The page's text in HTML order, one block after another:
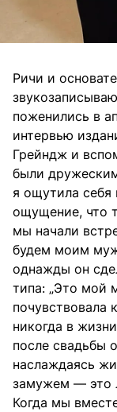
Ричи и
поженились в
интервью
Грейндж и
были
я ощутила себя
ощущение, что
мы начали
будем моим
однажды он
типа: „Это мой
почувствовала
никогда в
после свадьбы
наслаждаясь
замужем — это
Когда мы